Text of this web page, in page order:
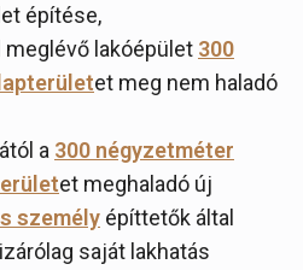
építése,
meglévő lakóépület 300
et meg nem haladó
a 300 négyzetméter
et meghaladó új
személy építtetők által
saját lakhatás